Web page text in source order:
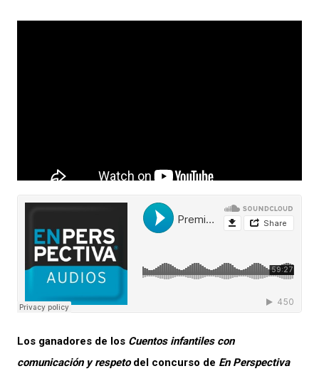
Los ganadores de los Cuentos infantiles con
comunicación y respetodel concurso de En Perspectiva